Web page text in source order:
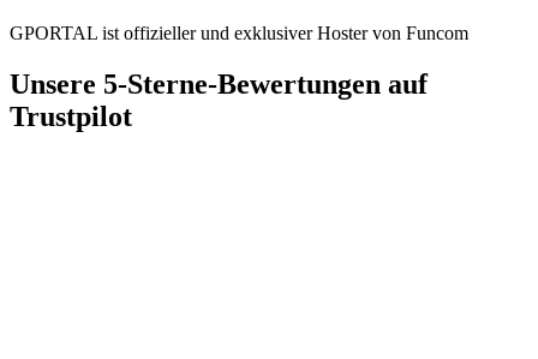
GPORTAL ist offizieller und exklusiver Hoster von Funcom
Unsere 5-Sterne-Bewertungen auf
Trustpilot